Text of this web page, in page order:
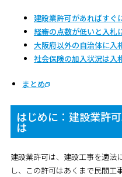
建設業許可があればすぐ
経審の点数が低いと入札
大阪府以外の自治体に入
社会保険の加入状況は入
まとめ
はじめに：建設業許
は
建設業許可は、建設工事を適法
し、この許可はあくまで民間工